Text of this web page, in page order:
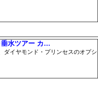
垂水ツアー カ…
イヤモンド・プリンセスのオプシ